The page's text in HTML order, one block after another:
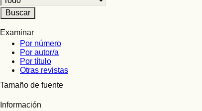
Examinar
Por número
Por autor/a
Por título
Otras revistas
Tamaño de fuente
Información